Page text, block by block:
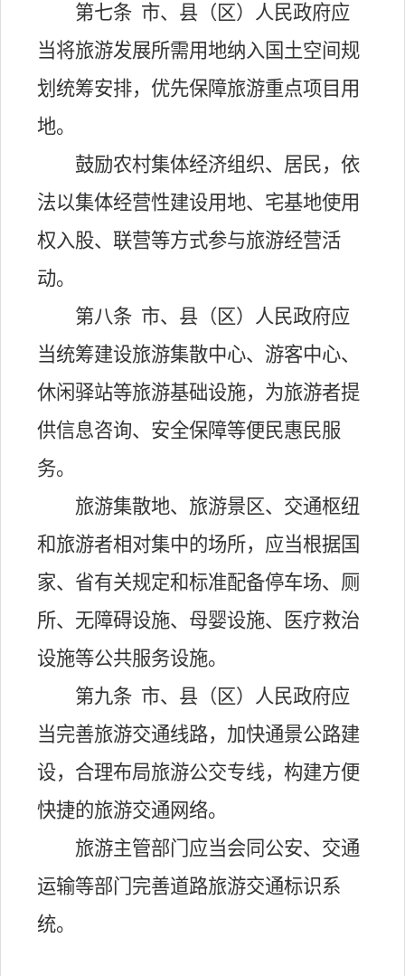
第七条 市、县（区）人民政府应
当将旅游发展所需用地纳入国土空间规
划统筹安排，优先保障旅游重点项目用
地。
鼓励农村集体经济组织、居民，依
法以集体经营性建设用地、宅基地使用
权入股、联营等方式参与旅游经营活
动。
第八条 市、县（区）人民政府应
当统筹建设旅游集散中心、游客中心、
休闲驿站等旅游基础设施，为旅游者提
供信息咨询、安全保障等便民惠民服
务。
旅游集散地、旅游景区、交通枢纽
和旅游者相对集中的场所，应当根据国
家、省有关规定和标准配备停车场、厕
所、无障碍设施、母婴设施、医疗救治
设施等公共服务设施。
第九条 市、县（区）人民政府应
当完善旅游交通线路，加快通景公路建
设，合理布局旅游公交专线，构建方便
快捷的旅游交通网络。
旅游主管部门应当会同公安、交通
运输等部门完善道路旅游交通标识系
统。